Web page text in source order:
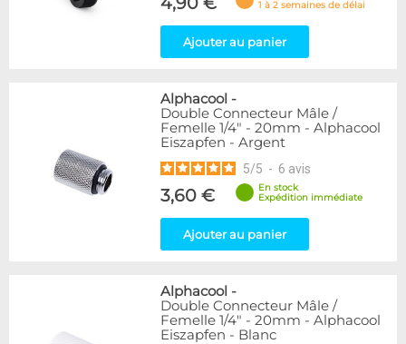
1 à 2 semaines de délai
Ajouter au panier
Alphacool -
Double Connecteur Mâle /
Femelle 1/4" - 20mm - Alphacool
Eiszapfen - Argent
5/5 - 6 avis
3,60 €
En stock
Expédition immédiate
Ajouter au panier
Alphacool -
Double Connecteur Mâle /
Femelle 1/4" - 20mm - Alphacool
Eiszapfen - Blanc